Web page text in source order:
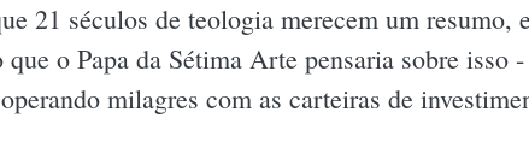
21 séculos de teologia merecem um resumo,
o Papa da Sétima Arte pensaria sobre isso
milagres com as carteiras de